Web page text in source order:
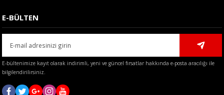
Gönder
E-BÜLTEN
E-bültenimize kayıt olarak indirimli, yeni ve güncel fırsatlar hakkında e-posta aracılığı ile
bilgilendirilirsiniz.